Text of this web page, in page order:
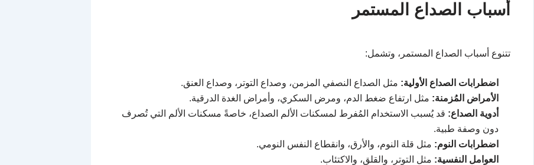
أسباب الصداع المستمر
تتنوع أسباب الصداع المستمر، وتشمل:
اضطرابات الصداع الأولية: مثل الصداع النصفي المزمن، وصداع التوتر، وصداع العنق.
الأمراض المُزمنة: مثل ارتفاع ضغط الدم، ومرض السكري، وأمراض الغدة الدرقية.
أدوية الصداع: قد يُسبب الاستخدام المُفرط لمسكنات الألم الصداع، خاصةً مسكنات الألم التي تُصرف
دون وصفة طبية.
اضطرابات النوم: مثل قلة النوم، والأرق، وانقطاع النفس النومي.
العوامل النفسية: مثل التوتر، والقلق، والاكتئاب.